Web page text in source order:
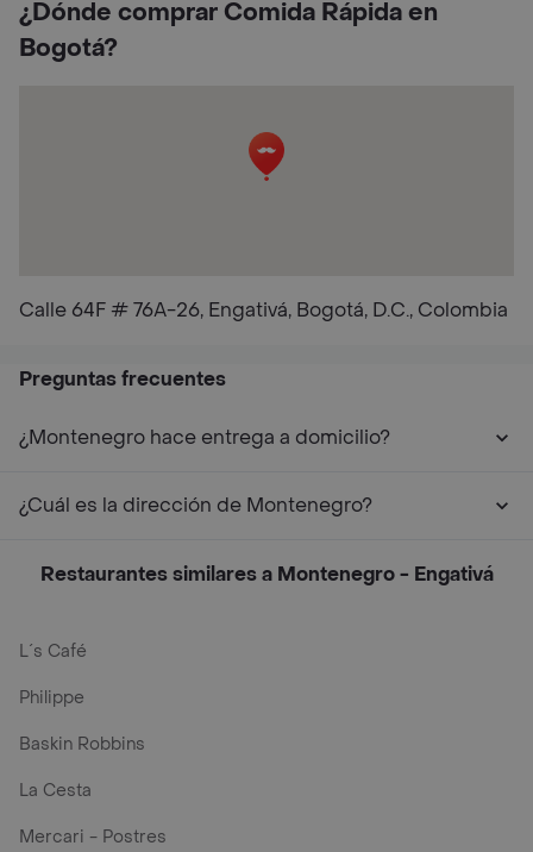
¿Dónde comprar Comida Rápida en
Bogotá?
Calle 64F # 76A-26, Engativá, Bogotá, D.C., Colombia
Preguntas frecuentes
¿Montenegro hace entrega a domicilio?
¿Cuál es la dirección de Montenegro?
Restaurantes similares a Montenegro - Engativá
L´s Café
Philippe
Baskin Robbins
La Cesta
Mercari - Postres